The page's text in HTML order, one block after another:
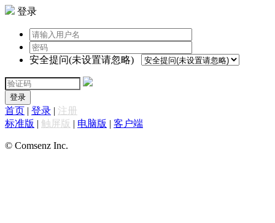
登录
安全提问(未设置请忽略)
登录
首页 | 登录 | 注册
标准版 | 触屏版 | 电脑版 | 客户端
© Comsenz Inc.